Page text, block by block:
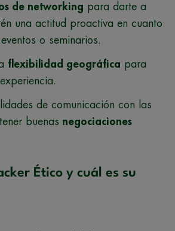
de networking para darte a
una actitud proactiva en cuanto
o seminarios.
flexibilidad geográfica para
de comunicación con las
buenas negociaciones
Ético y cuál es su